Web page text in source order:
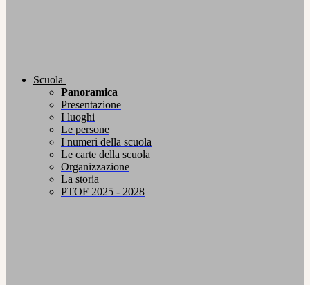
Scuola
Panoramica
Presentazione
I luoghi
Le persone
I numeri della scuola
Le carte della scuola
Organizzazione
La storia
PTOF 2025 - 2028